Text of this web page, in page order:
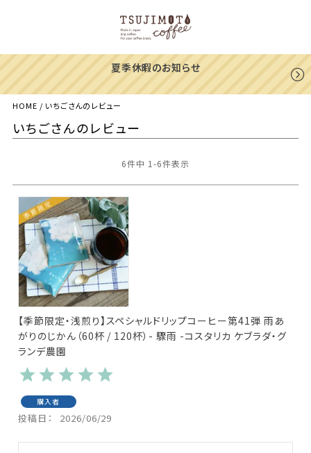
一部地域への配送遅延の
HOME いちごさんのレビュー
いちごさんのレビュー
6件中 1 -6件表示
【季節限定・浅煎り】スペシャルドリップコーヒー第41弾 雨あ
がりのじかん（60杯 / 120杯）- 驟雨 -コスタリカ ケブラダ・グ
ランデ農園
購入者
投稿日 2026/06/29